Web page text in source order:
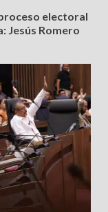
electoral
Jesús Romero